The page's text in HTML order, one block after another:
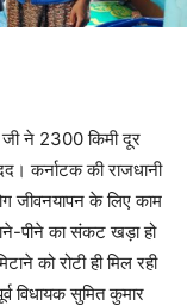
जी ने 2300 किमी दूर
कर्नाटक की राजधानी
जीवनयापन के लिए काम
पीने का संकट खड़ा हो
को रोटी ही मिल रही
विधायक सुमित कुमार